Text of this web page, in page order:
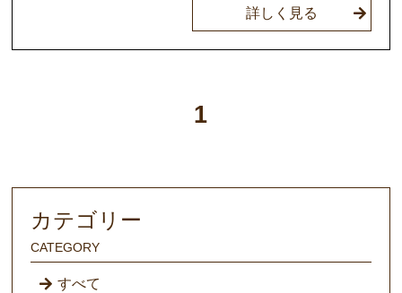
カテゴリー
CATEGORY
すべて
詳しく見る
1